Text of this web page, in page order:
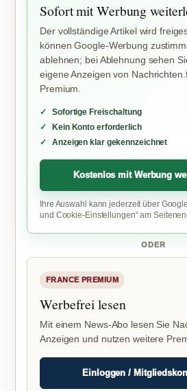
Sofort mit Werbung
Der vollständige Artikel wird
können Google-Werbung
ablehnen; bei Ablehnung sehen
eigene Anzeigen von
Premium.
Sofortige Freischaltung
Kein Konto erforderlich
Anzeigen klar gekennzeichnet
Kostenlos mit Werbung
Ihre Auswahl kann jederzeit über
und Cookie-Einstellungen“ am
ODER
FRANCE PREMIUM
Werbefrei lesen
Mit einem News-Abo lesen Sie
Anzeigen und nutzen weitere
Einloggen /